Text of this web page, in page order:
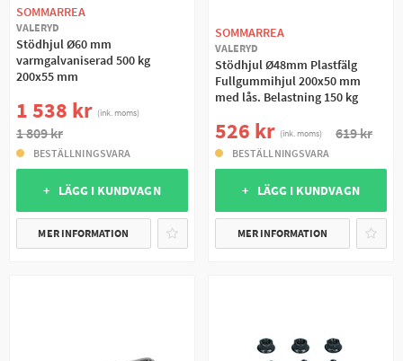
SOMMARREA
VALERYD
Stödhjul Ø60 mm
varmgalvaniserad 500 kg
200x55 mm
1 538 kr (ink. moms)
1 809 kr
BESTÄLLNINGSVARA
+ LÄGG I KUNDVAGN
MER INFORMATION
SOMMARREA
VALERYD
Stödhjul Ø48mm Plastfälg
Fullgummihjul 200x50 mm
med lås. Belastning 150 kg
526 kr (ink. moms) 619 kr
BESTÄLLNINGSVARA
+ LÄGG I KUNDVAGN
MER INFORMATION